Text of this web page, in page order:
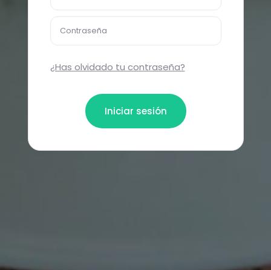
Contraseña
¿Has olvidado tu contraseña?
Iniciar sesión